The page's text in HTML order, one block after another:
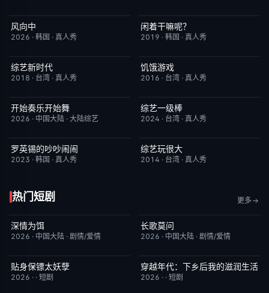
更新至第02集
风向中
2026 · 韩国 · 真人秀
本周更新
闲着干嘛呢？
2019 · 韩国 · 真人秀
本周更新
综艺新时代
2018 · 台湾 · 真人秀
昨日更新
饥饿游戏
2016 · 台湾 · 真人秀
更新至第3期
开始奏乐开始舞
2026 · 中国大陆 · 大陆综艺
本周更新
综艺一级棒
2024 · 台湾 · 真人秀
本周更新
罗英锡的吵吵闹闹
2023 · 韩国 · 真人秀
本周更新
综艺玩很大
2014 · 台湾 · 真人秀
热门短剧 更多
更新至第6集
深情为饵
2026 · 中国大陆 · 剧情/爱情
已完结
长歌莫问
2026 · 中国大陆 · 剧情/爱情
完结
贴身保镖太妖孽
2026 · · 短剧
完结 3.0
穿越年代：下乡后我的滋润生活
2026 · · 短剧